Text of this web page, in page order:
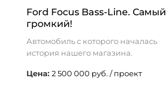
Ford Focus Bass-Line. Самый
громкий!
Автомобиль с которого началась
история нашего магазина.
Цена: 2 500 000 руб. / проект